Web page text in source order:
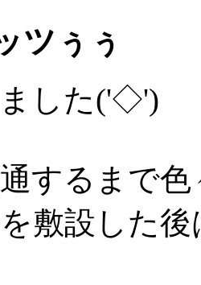
ツぅぅ
した('◇')ゞ
するまで
敷設した